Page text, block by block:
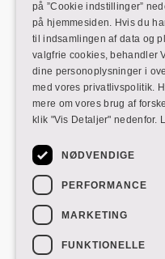
Søg og find inspiration
Colleges i Danmark.
Afsluttende
studerende har valgt
Som VIA studerende
Anvend browseren
Udgiver: Danske
UC Viden
på ”Cookie indstillinger”
på hjemmesiden. Hvis du
til indsamlingen af data og
valgfrie cookies, behandler
dine personoplysninger i
med vores privatlivspolitik.
mere om vores brug af
klik "Vis Detaljer" nedenfor.
NØDVENDIGE
PERFORMANCE
MARKETING
FUNKTIONELLE